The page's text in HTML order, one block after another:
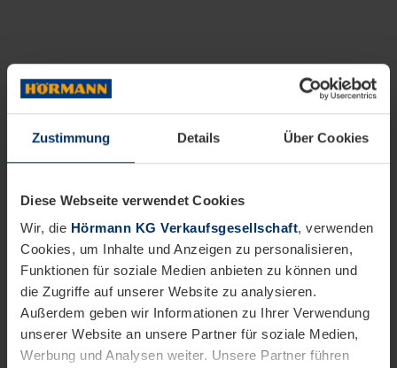
Zustimmung Details Über Cookies
Diese Webseite verwendet Cookies
Wir, die Hörmann KG Verkaufsgesellschaft, verwenden
Cookies, um Inhalte und Anzeigen zu personalisieren,
Funktionen für soziale Medien anbieten zu können und
die Zugriffe auf unserer Website zu analysieren.
Außerdem geben wir Informationen zu Ihrer Verwendung
unserer Website an unsere Partner für soziale Medien,
Werbung und Analysen weiter. Unsere Partner führen